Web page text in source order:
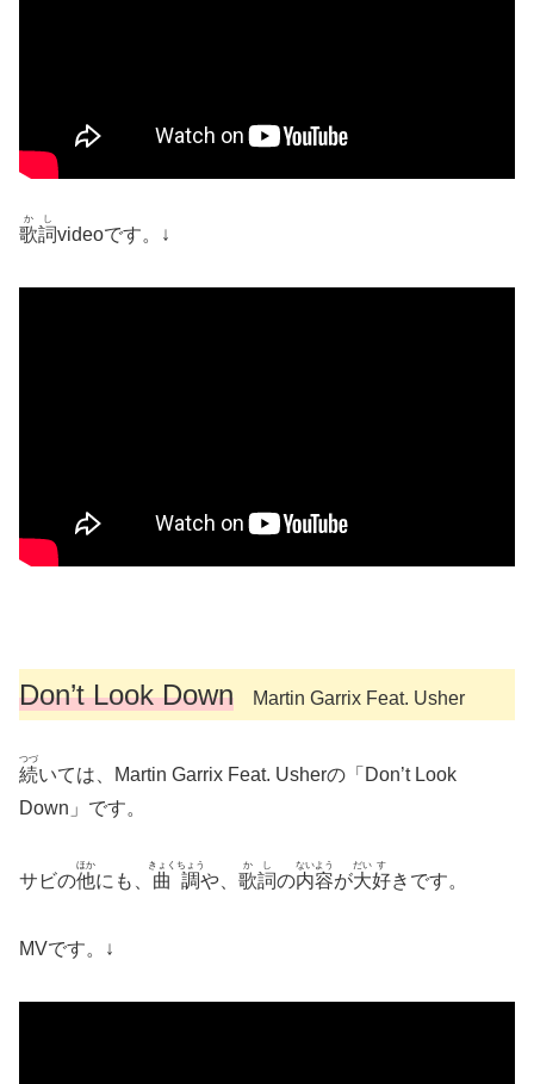
歌詞
かし
videoです。↓
Don’t Look Down Martin Garrix Feat. Usher
続
つづ
いては、Martin Garrix Feat. Usherの「Don’t Look
Down」です。
サビの他
ほか
にも、 曲調
きょくちょう
や、 歌詞
かし
の内容
ないよう
が大
だい
好
す
きです。
MVです。↓